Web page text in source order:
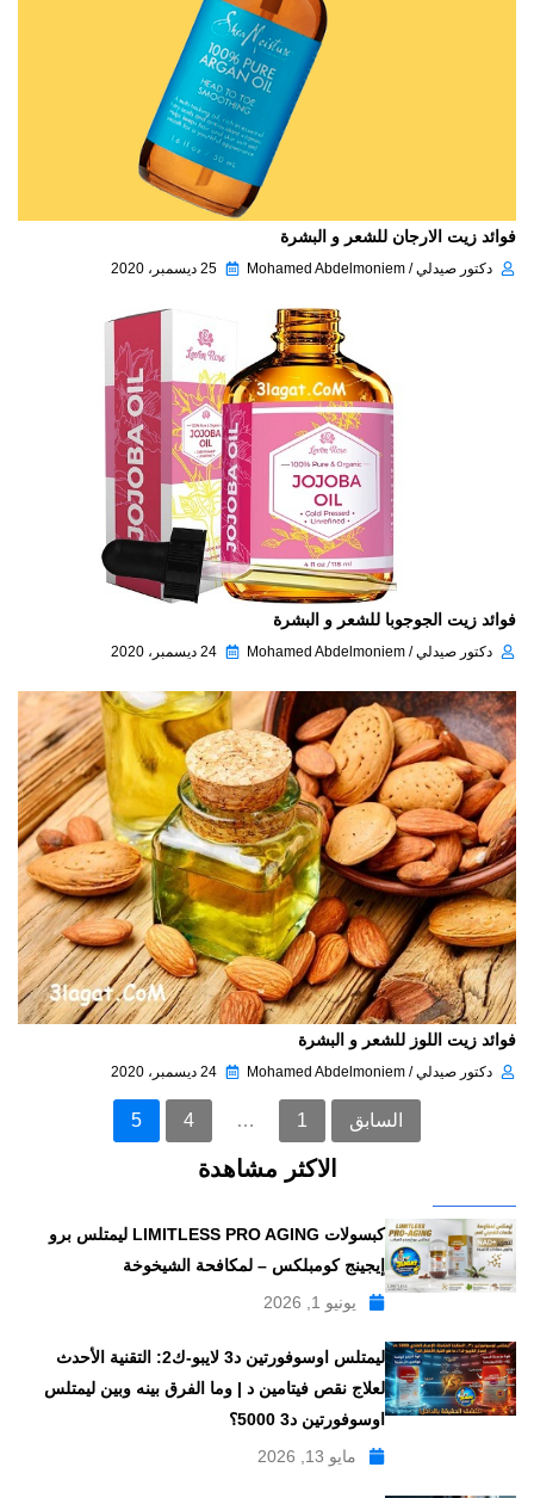
فوائد زيت الارجان للشعر و البشرة
دكتور صيدلي / Mohamed Abdelmoniem 25 ديسمبر، 2020
فوائد زيت الجوجوبا للشعر و البشرة
دكتور صيدلي / Mohamed Abdelmoniem 24 ديسمبر، 2020
فوائد زيت اللوز للشعر و البشرة
دكتور صيدلي / Mohamed Abdelmoniem 24 ديسمبر، 2020
السابق 1
…
4
5
الاكثر مشاهدة
كبسولات LIMITLESS PRO AGING ليمتلس برو
إيجينج كومبلكس – لمكافحة الشيخوخة
يونيو 1, 2026
ليمتلس اوسوفورتين د3 لايبو-ك2: التقنية الأحدث
لعلاج نقص فيتامين د | وما الفرق بينه وبين ليمتلس
اوسوفورتين د3 5000؟
مايو 13, 2026